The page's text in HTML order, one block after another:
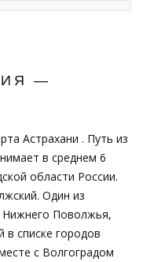
—
Астрахани . Путь из
в среднем 6
области России.
Один из
Поволжья,
в списке городов
с Волгоградом